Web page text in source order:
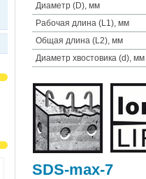
Диаметр (D), мм
Рабочая длина (L1), мм
Общая длина (L2), мм
Диаметр хвостовика (d), мм
SDS-max-7